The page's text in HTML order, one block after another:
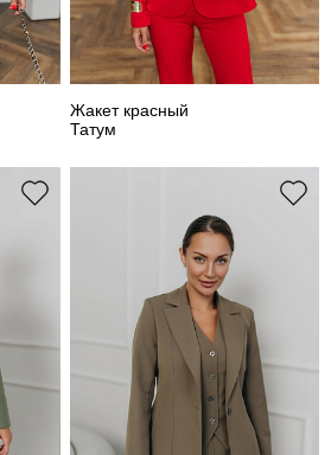
Жакет красный
Татум